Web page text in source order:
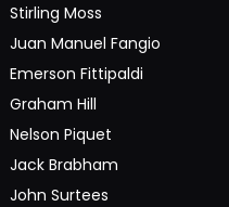
Stirling Moss
Juan Manuel Fangio
Emerson Fittipaldi
Graham Hill
Nelson Piquet
Jack Brabham
John Surtees